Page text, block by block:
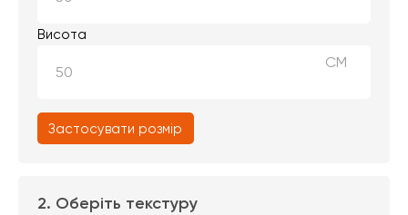
Висота
СМ
Застосувати розмір
2. Оберіть текстуру